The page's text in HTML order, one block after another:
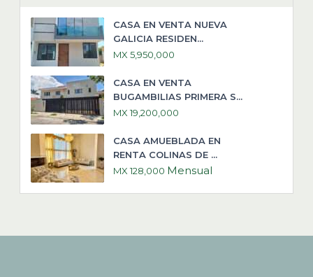
CASA EN VENTA NUEVA
GALICIA RESIDEN...
MX 5,950,000
CASA EN VENTA
BUGAMBILIAS PRIMERA S...
MX 19,200,000
CASA AMUEBLADA EN
RENTA COLINAS DE ...
MX 128,000 Mensual